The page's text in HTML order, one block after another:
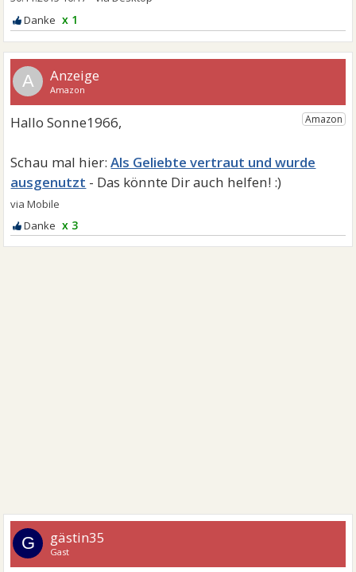
x 1
A
Als Geliebte vertraut und wurde
ausgenutzt
x 3
G gästin35
Gast